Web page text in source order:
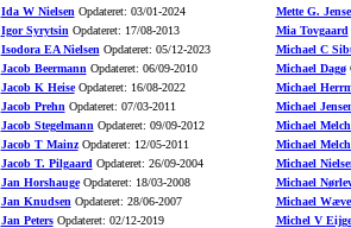
Ida W Nielsen Opdateret: 03/01-2024
Igor Syrytsin Opdateret: 17/08-2013
Isodora EA Nielsen Opdateret: 05/12-2023
Jacob Beermann Opdateret: 06/09-2010
Jacob K HeiseOpdateret: 16/08-2022
Jacob Prehn Opdateret: 07/03-2011
Jacob Stegelmann Opdateret: 09/09-2012
Jacob T MainzOpdateret: 12/05-2011
Jacob T. Pilgaard Opdateret: 26/09-2004
Jan HorshaugeOpdateret: 18/03-2008
Jan Knudsen Opdateret: 28/06-2007
Jan PetersOpdateret: 02/12-2019
Mette G.
Mia Tovgaard
Michael C
Michael Dagø
Michael
Michael
Michael
Michael
Michael
Michael
Michael
Michel V